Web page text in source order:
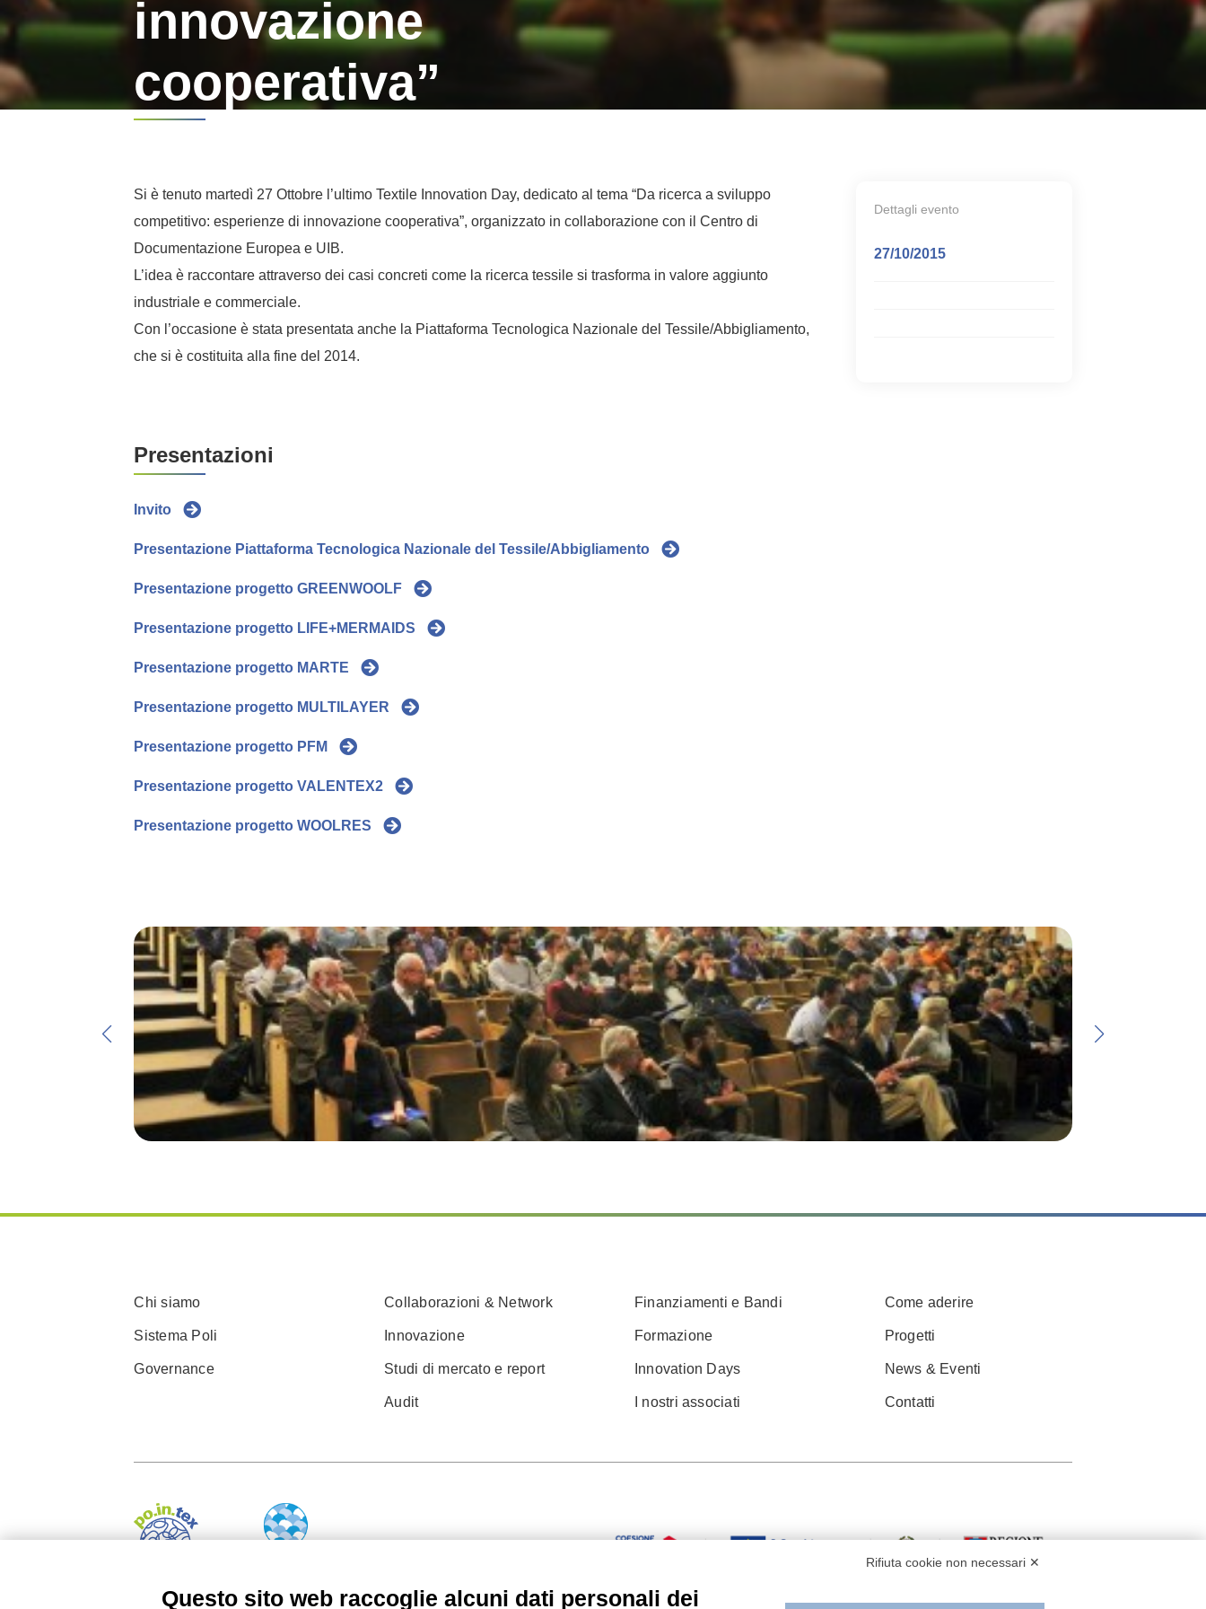
innovazione
cooperativa”
Si è tenuto martedì 27 Ottobre l’ultimo Textile Innovation Day, dedicato al tema “Da ricerca a sviluppo
competitivo: esperienze di innovazione cooperativa”, organizzato in collaborazione con il Centro di
Documentazione Europea e UIB.
L’idea è raccontare attraverso dei casi concreti come la ricerca tessile si trasforma in valore aggiunto
industriale e commerciale.
Con l’occasione è stata presentata anche la Piattaforma Tecnologica Nazionale del Tessile/Abbigliamento,
che si è costituita alla fine del 2014.
Presentazioni
Invito
Presentazione Piattaforma Tecnologica Nazionale del Tessile/Abbigliamento
Presentazione progetto GREENWOOLF
Presentazione progetto LIFE+MERMAIDS
Presentazione progetto MARTE
Presentazione progetto MULTILAYER
Presentazione progetto PFM
Presentazione progetto VALENTEX2
Presentazione progetto WOOLRES
Dettagli evento
27/10/2015
Chi siamo
Sistema Poli
Governance
Collaborazioni & Network
Innovazione
Studi di mercato e report
Audit
Finanziamenti e Bandi
Formazione
Innovation Days
I nostri associati
Come aderire
Progetti
News & Eventi
Contatti
Rifiuta cookie non necessari ✕
Questo sito web raccoglie alcuni dati personali dei